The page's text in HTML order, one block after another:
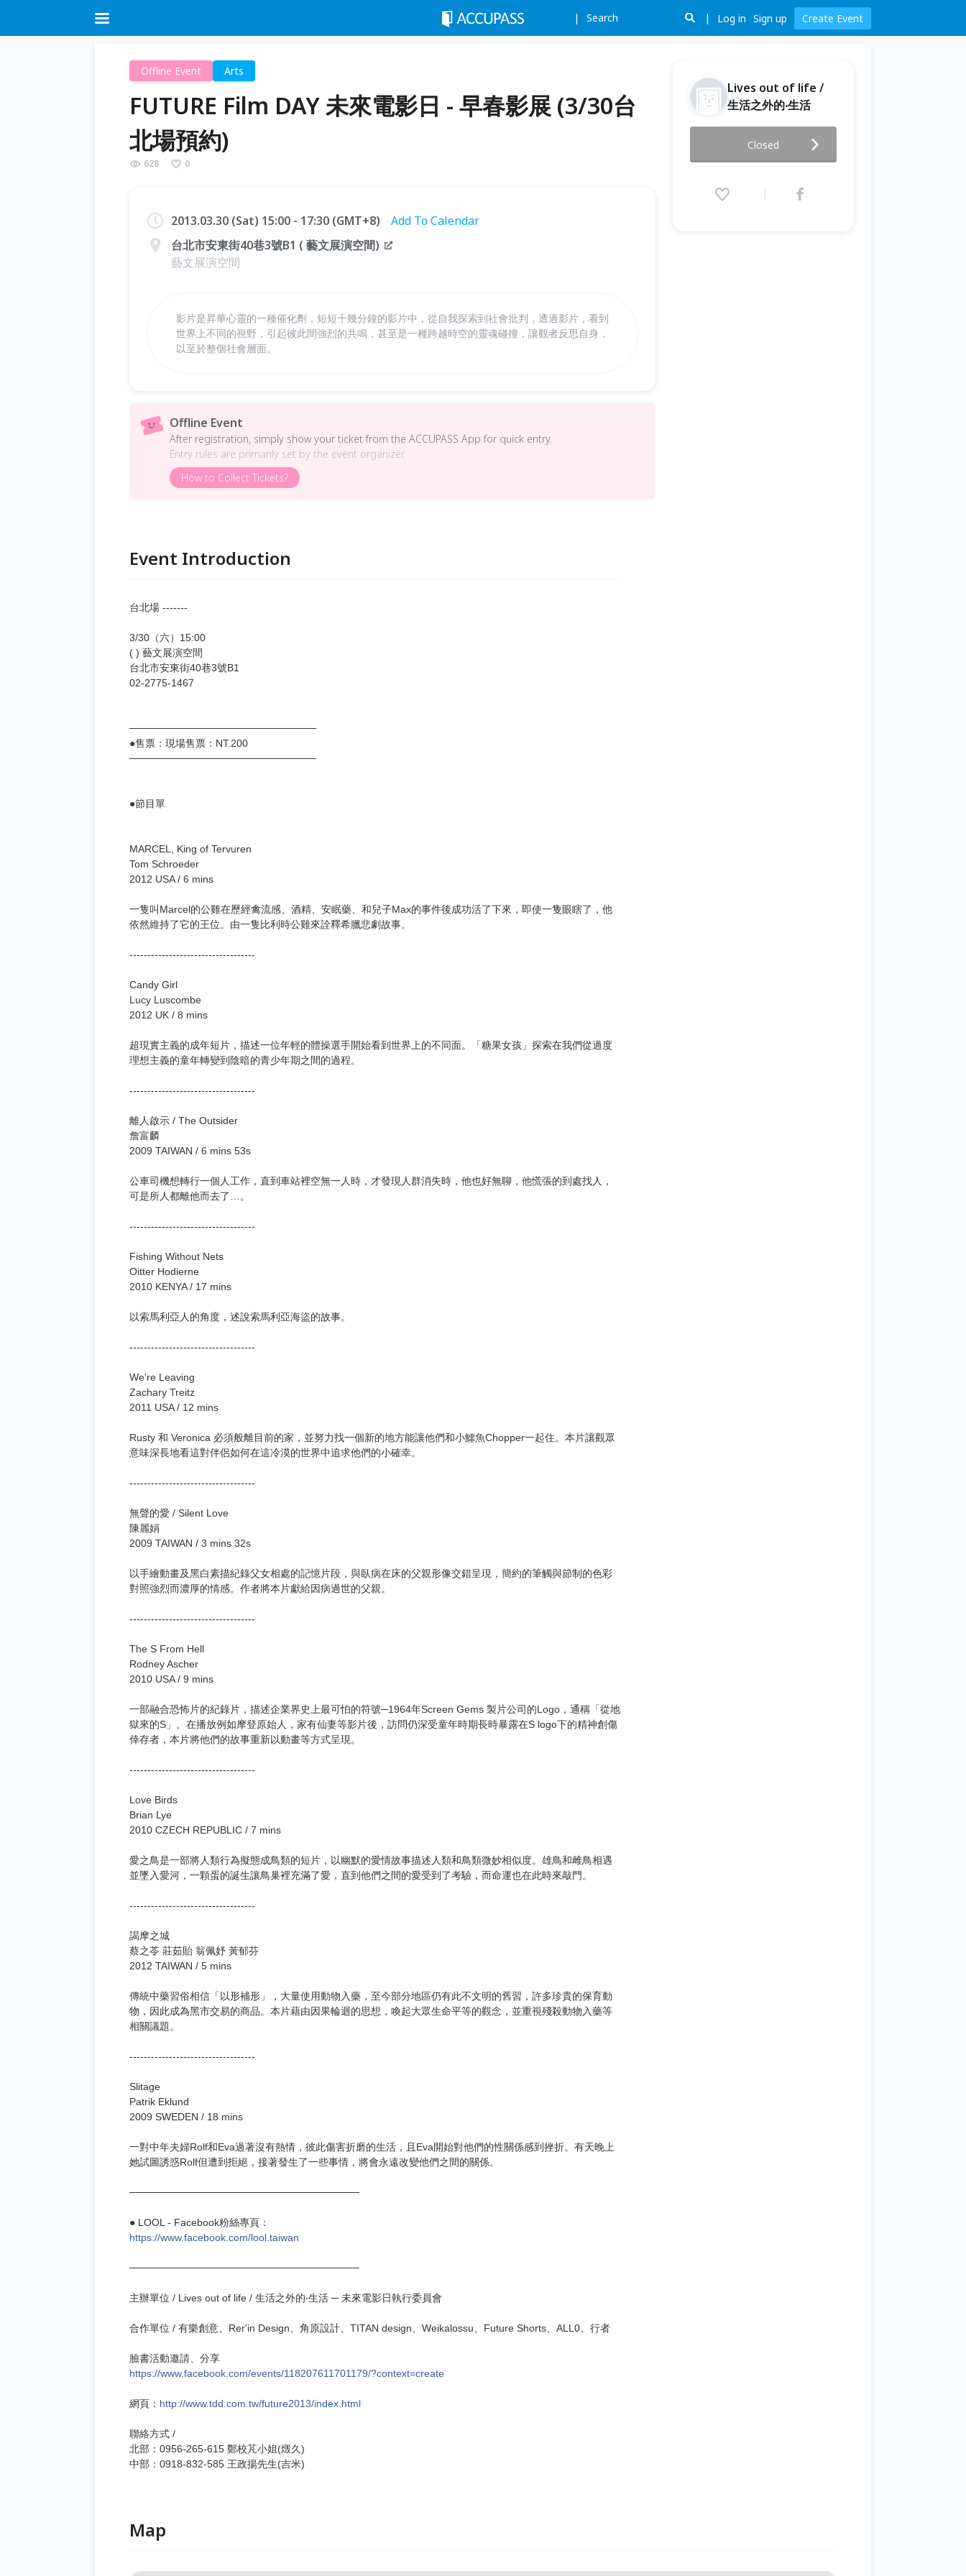
Search Log in Sign up Create Event
Offline Event Arts
FUTURE Film DAY 未來電影日 - 早春影展 (3/30台
北場預約)
628 0
2013.03.30 (Sat) 15:00 - 17:30 (GMT+8)
Add To Calendar
台北市安東街40巷3號B1 ( 藝文展演空間)
藝文展演空間
影片是昇華心靈的一種催化劑，短短十幾分鐘的影片中，從自我探索到社會批判，透過影片，看到
世界上不同的視野，引起彼此間強烈的共鳴，甚至是一種跨越時空的靈魂碰撞，讓觀者反思自身，
以至於整個社會層面。
Offline Event
After registration, simply show your ticket from the ACCUPASS App for quick entry.
Entry rules are primarily set by the event organizer.
How to Collect Tickets?
Event Introduction
台北場 -------
3/30（六）15:00
( ) 藝文展演空間
台北市安東街40巷3號B1
02-2775-1467
──────────────────────────
●售票：現場售票：NT.200
──────────────────────────
●節目單
MARCEL, King of Tervuren
Tom Schroeder
2012 USA / 6 mins
一隻叫Marcel的公雞在歷經禽流感、酒精、安眠藥、和兒子Max的事件後成功活了下來，即使一隻眼瞎了，他
依然維持了它的王位。由一隻比利時公雞來詮釋希臘悲劇故事。
-----------------------------------
Candy Girl
Lucy Luscombe
2012 UK / 8 mins
超現實主義的成年短片，描述一位年輕的體操選手開始看到世界上的不同面。「糖果女孩」探索在我們從過度
理想主義的童年轉變到陰暗的青少年期之間的過程。
-----------------------------------
離人啟示 / The Outsider
詹富麟
2009 TAIWAN / 6 mins 53s
公車司機想轉行一個人工作，直到車站裡空無一人時，才發現人群消失時，他也好無聊，他慌張的到處找人，
可是所人都離他而去了…。
-----------------------------------
Fishing Without Nets
Oitter Hodierne
2010 KENYA / 17 mins
以索馬利亞人的角度，述說索馬利亞海盜的故事。
-----------------------------------
We’re Leaving
Zachary Treitz
2011 USA / 12 mins
Rusty 和 Veronica 必須般離目前的家，並努力找一個新的地方能讓他們和小鱷魚Chopper一起住。本片讓觀眾
意味深長地看這對伴侶如何在這冷漠的世界中追求他們的小確幸。
-----------------------------------
無聲的愛 / Silent Love
陳麗娟
2009 TAIWAN / 3 mins 32s
以手繪動畫及黑白素描紀錄父女相處的記憶片段，與臥病在床的父親形像交錯呈現，簡約的筆觸與節制的色彩
對照強烈而濃厚的情感。作者將本片獻給因病過世的父親。
-----------------------------------
The S From Hell
Rodney Ascher
2010 USA / 9 mins
一部融合恐怖片的紀錄片，描述企業界史上最可怕的符號─1964年Screen Gems 製片公司的Logo，通稱「從地
獄來的S」。在播放例如摩登原始人，家有仙妻等影片後，訪問仍深受童年時期長時暴露在S logo下的精神創傷
倖存者，本片將他們的故事重新以動畫等方式呈現。
-----------------------------------
Love Birds
Brian Lye
2010 CZECH REPUBLIC / 7 mins
愛之鳥是一部將人類行為擬態成鳥類的短片，以幽默的愛情故事描述人類和鳥類微妙相似度。雄鳥和雌鳥相遇
並墜入愛河，一顆蛋的誕生讓鳥巢裡充滿了愛，直到他們之間的愛受到了考驗，而命運也在此時來敲門。
-----------------------------------
謁摩之城
蔡之苓 莊茹貽 翁佩妤 黃郁芬
2012 TAIWAN / 5 mins
傳統中藥習俗相信「以形補形」，大量使用動物入藥，至今部分地區仍有此不文明的舊習，許多珍貴的保育動
物，因此成為黑市交易的商品。本片藉由因果輪迴的思想，喚起大眾生命平等的觀念，並重視殘殺動物入藥等
相關議題。
-----------------------------------
Slitage
Patrik Eklund
2009 SWEDEN / 18 mins
一對中年夫婦Rolf和Eva過著沒有熱情，彼此傷害折磨的生活，且Eva開始對他們的性關係感到挫折。有天晚上
她試圖誘惑Rolf但遭到拒絕，接著發生了一些事情，將會永遠改變他們之間的關係。
────────────────────────────────
● LOOL - Facebook粉絲專頁：
https://www.facebook.com/lool.taiwan
────────────────────────────────
主辦單位 / Lives out of life / 生活之外的‧生活 ─ 未來電影日執行委員會
合作單位 / 有樂創意、Rer'in Design、角原設計、TITAN design、Weikalossu、Future Shorts、ALL0、行者
臉書活動邀請、分享
https://www.facebook.com/events/118207611701179/?context=create
網頁： http://www.tdd.com.tw/future2013/index.html
聯絡方式 /
北部：0956-265-615 鄭校芃小姐(燬久)
中部：0918-832-585 王政揚先生(吉米)
Lives out of life /
生活之外的‧生活
早春影展 (3/30台北場預約)
2013.03.30 (Sat) 15:00 - 17:30
Closed
Map